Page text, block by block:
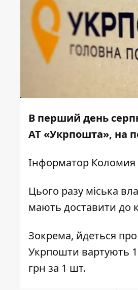
В перший день
АТ «Укрпошта», на
Інформатор Коломия
Цього разу міська
мають доставити до
Зокрема, йдеться
Укрпошти вартують
грн за 1 шт.